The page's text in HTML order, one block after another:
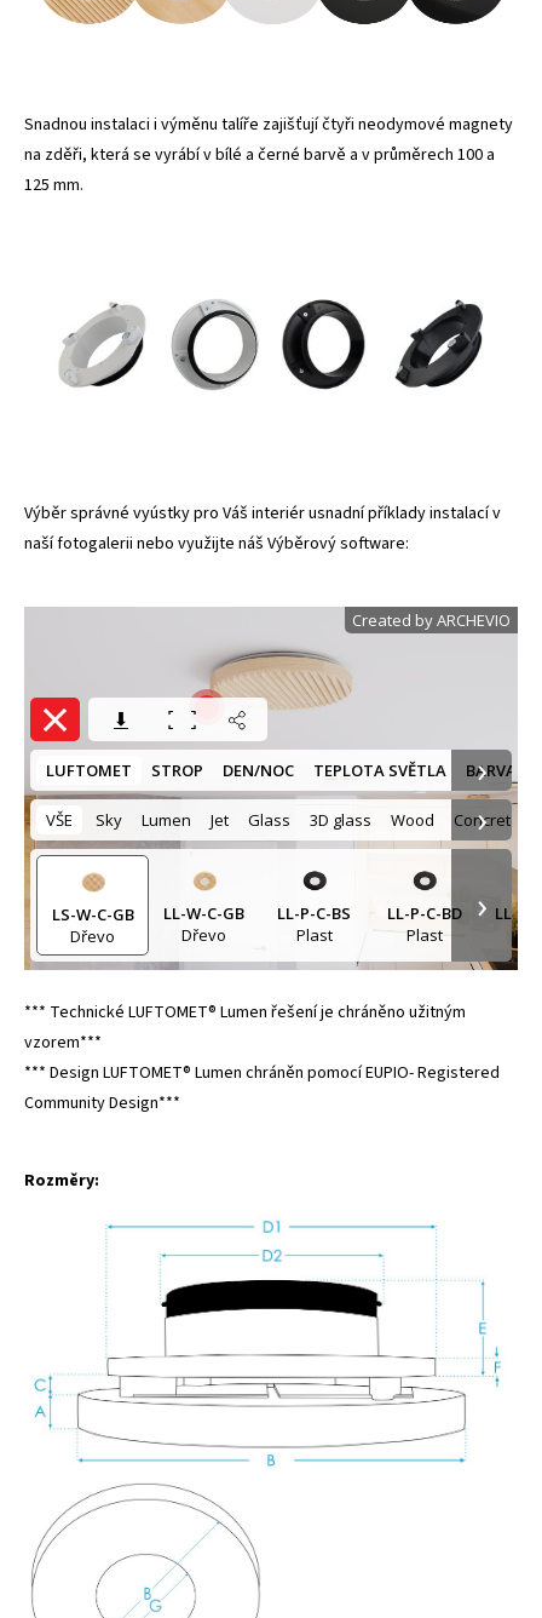
Snadnou instalaci i výměnu talíře zajišťují čtyři neodymové magnety
na zděři, která se vyrábí v bílé a černé barvě a v průměrech 100 a
125 mm.
Výběr správné vyústky pro Váš interiér usnadní příklady instalací v
naší fotogalerii nebo využijte náš Výběrový software:
*** Technické LUFTOMET® Lumen řešení je chráněno užitným
vzorem***
*** Design LUFTOMET® Lumen chráněn pomocí EUPIO- Registered
Community Design***
Rozměry: